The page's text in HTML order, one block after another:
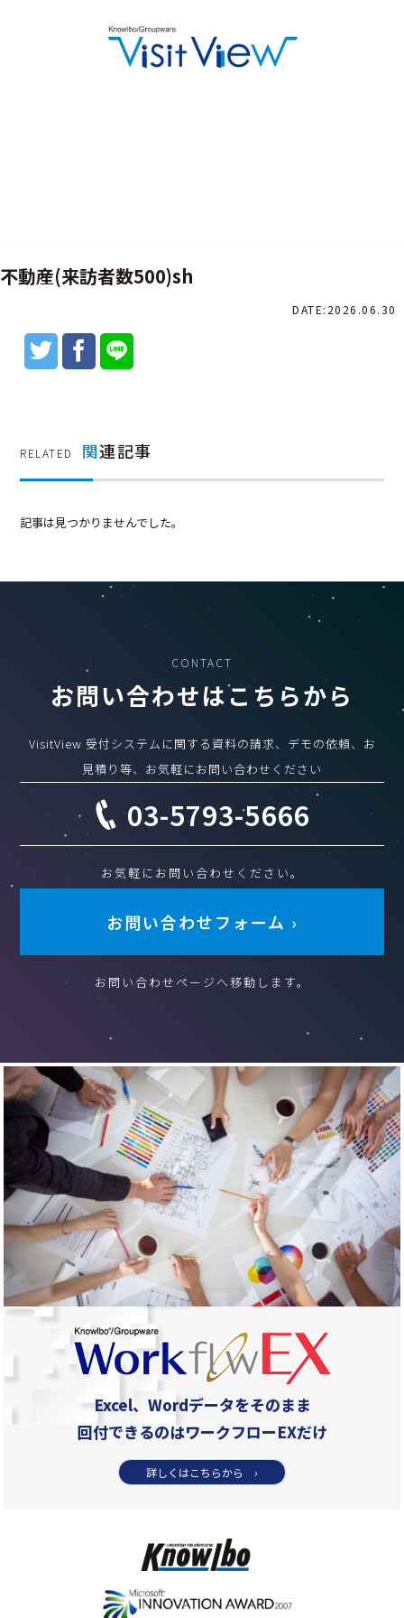
不動産(来訪者数500)sh
DATE: 2026.06.30
RELATED 関連記事
記事は見つかりませんでした。
CONTACT
お問い合わせはこちらから
VisitView 受付システムに関する資料の請求、デモの依頼、お
見積り等、お気軽にお問い合わせください
03-5793-5666
お気軽にお問い合わせください。
お問い合わせフォーム ›
お問い合わせページへ移動します。
Excel、Wordデータをそのまま
回付できるのはワークフローEXだけ
詳しくはこちらから ›